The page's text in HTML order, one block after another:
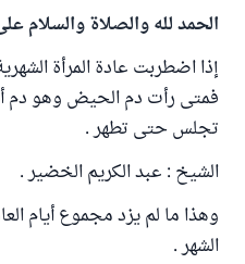
الحمد لله والصلاة والسلام
إذا اضطربت عادة المرأة
فمتى رأت دم الحيض وهو دم
تجلس حتى تطهر .
الشيخ : عبد الكريم الخضير .
وهذا ما لم يزد مجموع أيام
الشهر .